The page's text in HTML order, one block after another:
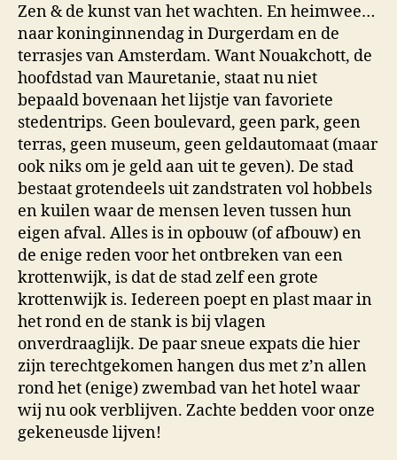
Zen & de kunst van het wachten. En heimwee…
naar koninginnendag in Durgerdam en de
terrasjes van Amsterdam. Want Nouakchott, de
hoofdstad van Mauretanie, staat nu niet
bepaald bovenaan het lijstje van favoriete
stedentrips. Geen boulevard, geen park, geen
terras, geen museum, geen geldautomaat (maar
ook niks om je geld aan uit te geven). De stad
bestaat grotendeels uit zandstraten vol hobbels
en kuilen waar de mensen leven tussen hun
eigen afval. Alles is in opbouw (of afbouw) en
de enige reden voor het ontbreken van een
krottenwijk, is dat de stad zelf een grote
krottenwijk is. Iedereen poept en plast maar in
het rond en de stank is bij vlagen
onverdraaglijk. De paar sneue expats die hier
zijn terechtgekomen hangen dus met z’n allen
rond het (enige) zwembad van het hotel waar
wij nu ook verblijven. Zachte bedden voor onze
gekeneusde lijven!